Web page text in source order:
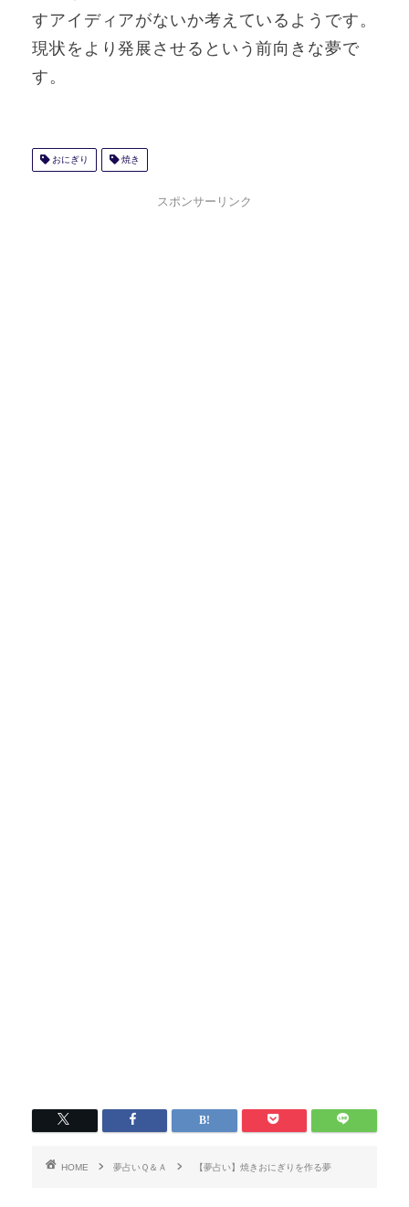
すアイディアがないか考えているようです。
現状をより発展させるという前向きな夢で
す。
おにぎり 焼き
スポンサーリンク
HOME 夢占いＱ＆Ａ 【夢占い】焼きおにぎりを作る夢